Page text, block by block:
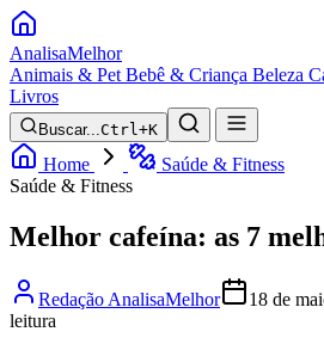
AnalisaMelhor
Animais & Pet Bebê & Criança Beleza
Livros
Buscar...Ctrl+K
Home
Saúde & Fitness
Saúde & Fitness
Melhor cafeína: as 7
Redação AnalisaMelhor 18 de
leitura